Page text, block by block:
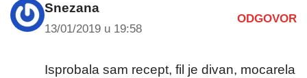
Snezana
13/01/2019 u 19:58
ODGOVOR
Isprobala sam recept, fil je divan, mocarela